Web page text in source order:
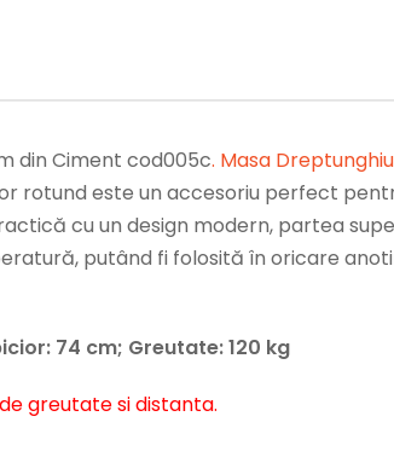
din Ciment cod005c. Masa
rotund este un accesoriu perfect
cu un design modern, partea
putând fi folosită în oricare
74 cm; Greutate: 120 kg
greutate si distanta.